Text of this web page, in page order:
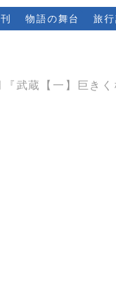
物語の舞台 旅
『武蔵【一】巨きく